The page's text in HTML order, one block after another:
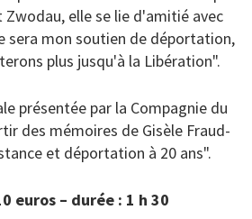
Zwodau, elle se lie d'amitié avec
sera mon soutien de déportation,
plus jusqu'à la Libération".
présentée par la Compagnie du
des mémoires de Gisèle Fraud-
et déportation à 20 ans".
euros – durée : 1 h 30